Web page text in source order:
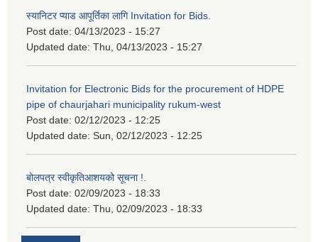
स्यानिटर प्याड आपूर्तिका लागि Invitation for Bids.
Post date: 04/13/2023 - 15:27
Updated date: Thu, 04/13/2023 - 15:27
Invitation for Electronic Bids for the procurement of HDPE
pipe of chaurjahari municipality rukum-west
Post date: 02/12/2023 - 12:25
Updated date: Sun, 02/12/2023 - 12:25
बोलपत्र स्वीकृतिआशयको सूचना !.
Post date: 02/09/2023 - 18:33
Updated date: Thu, 02/09/2023 - 18:33